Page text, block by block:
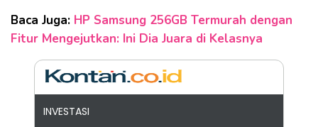
Baca Juga: HP Samsung 256GB Termurah dengan
Fitur Mengejutkan: Ini Dia Juara di Kelasnya
INVESTASI